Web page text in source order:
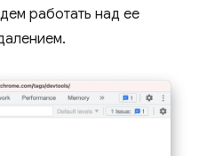
работать над ее